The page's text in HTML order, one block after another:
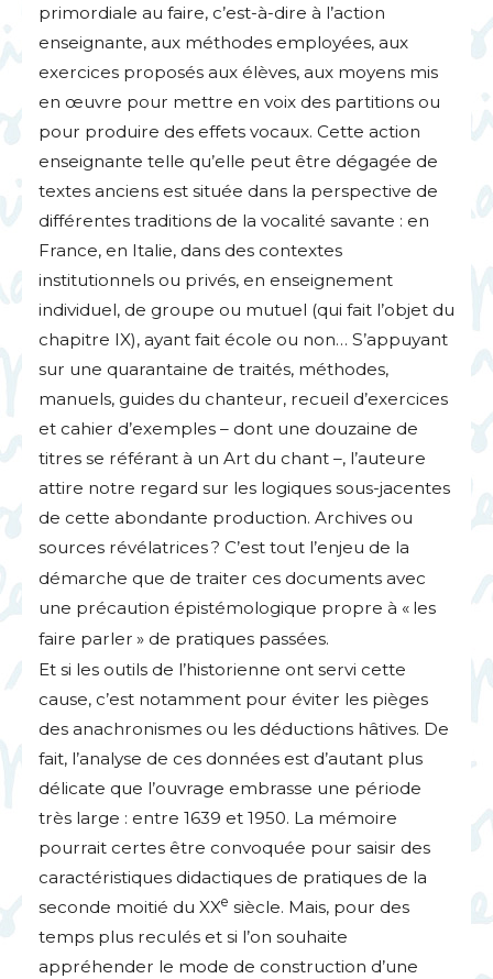
primordiale au faire, c’est-à-dire à l’action
enseignante, aux méthodes employées, aux
exercices proposés aux élèves, aux moyens mis
en œuvre pour mettre en voix des partitions ou
pour produire des effets vocaux. Cette action
enseignante telle qu’elle peut être dégagée de
textes anciens est située dans la perspective de
différentes traditions de la vocalité savante : en
France, en Italie, dans des contextes
institutionnels ou privés, en enseignement
individuel, de groupe ou mutuel (qui fait l’objet du
chapitre IX), ayant fait école ou non… S’appuyant
sur une quarantaine de traités, méthodes,
manuels, guides du chanteur, recueil d’exercices
et cahier d’exemples – dont une douzaine de
titres se référant à un Art du chant –, l’auteure
attire notre regard sur les logiques sous-jacentes
de cette abondante production. Archives ou
sources révélatrices? C’est tout l’enjeu de la
démarche que de traiter ces documents avec
une précaution épistémologique propre à « les
faire parler » de pratiques passées.
Et si les outils de l’historienne ont servi cette
cause, c’est notamment pour éviter les pièges
des anachronismes ou les déductions hâtives. De
fait, l’analyse de ces données est d’autant plus
délicate que l’ouvrage embrasse une période
très large : entre 1639 et 1950. La mémoire
pourrait certes être convoquée pour saisir des
caractéristiques didactiques de pratiques de la
seconde moitié du XXe siècle. Mais, pour des
temps plus reculés et si l’on souhaite
appréhender le mode de construction d’une